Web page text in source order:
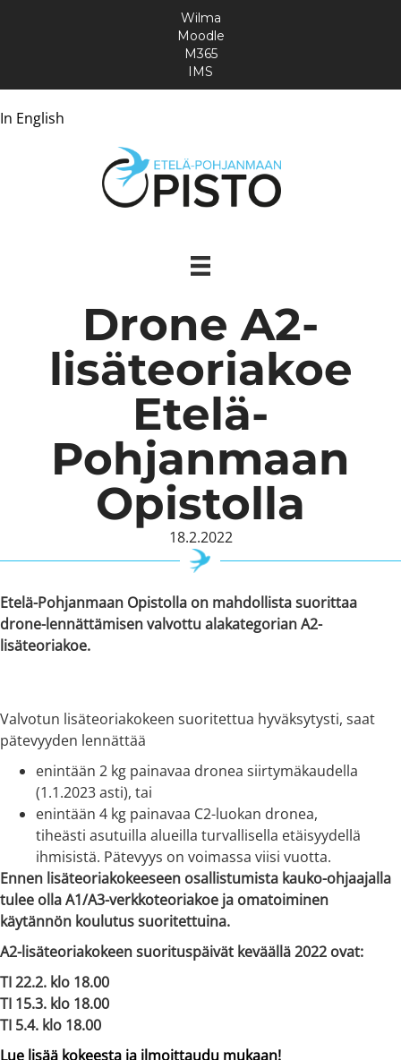
In English
Wilma
Moodle
M365
IMS
Drone A2-
lisäteoriakoe
Etelä-
Pohjanmaan
Opistolla
18.2.2022
Etelä-Pohjanmaan Opistolla on mahdollista suorittaa
drone-lennättämisen valvottu alakategorian A2-
lisäteoriakoe.
Valvotun lisäteoriakokeen suoritettua hyväksytysti, saat
pätevyyden lennättää
enintään 2 kg painavaa dronea siirtymäkaudella
(1.1.2023 asti), tai
enintään 4 kg painavaa C2-luokan dronea,
tiheästi asutuilla alueilla turvallisella etäisyydellä
ihmisistä. Pätevyys on voimassa viisi vuotta.
Ennen lisäteoriakokeeseen osallistumista kauko-ohjaajalla
tulee olla A1/A3-verkkoteoriakoe ja omatoiminen
käytännön koulutus suoritettuina.
A2-lisäteoriakokeen suorituspäivät keväällä 2022 ovat:
TI 22.2. klo 18.00
TI 15.3. klo 18.00
TI 5.4. klo 18.00
Lue lisää kokeesta ja ilmoittaudu mukaan!